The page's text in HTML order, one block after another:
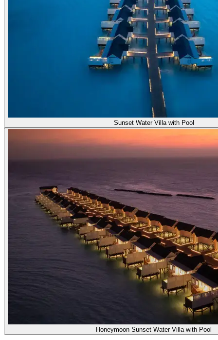
Sunset Water Villa with Pool
Honeymoon Sunset Water Villa with Pool